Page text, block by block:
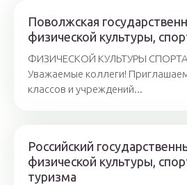
Поволжская
физической культуры,
ФИЗИЧЕСКОЙ КУЛЬТУРЫ
Уважаемые коллеги!
классов и учреждений...
Российский
физической культуры,
туризма